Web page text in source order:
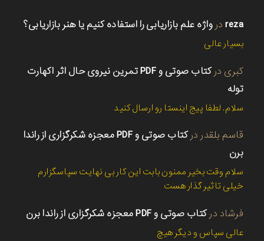
reza در واژه علم بازاریابی را استفاده کنیم یا هنر بازاریابی؟
بسیار عالی
کبری در
کتاب صوتی و PDF تمرین نیروی حال اثر اکهارت
توله
سلام. لطفا پیج اینستا رو ارسال کنید
قاسم بلقدر در
کتاب صوتی و PDF معجزه شکرگزاری از راندا
برن
سلام وقت بخیر ممنون بابت این کار بی نهایت سپاسگزارم
خیلی تاثیر گذار هست
فرشاد درکتاب صوتی و PDF معجزه شکرگزاری از راندا برن
عالی سپاس و دیگر هیچ